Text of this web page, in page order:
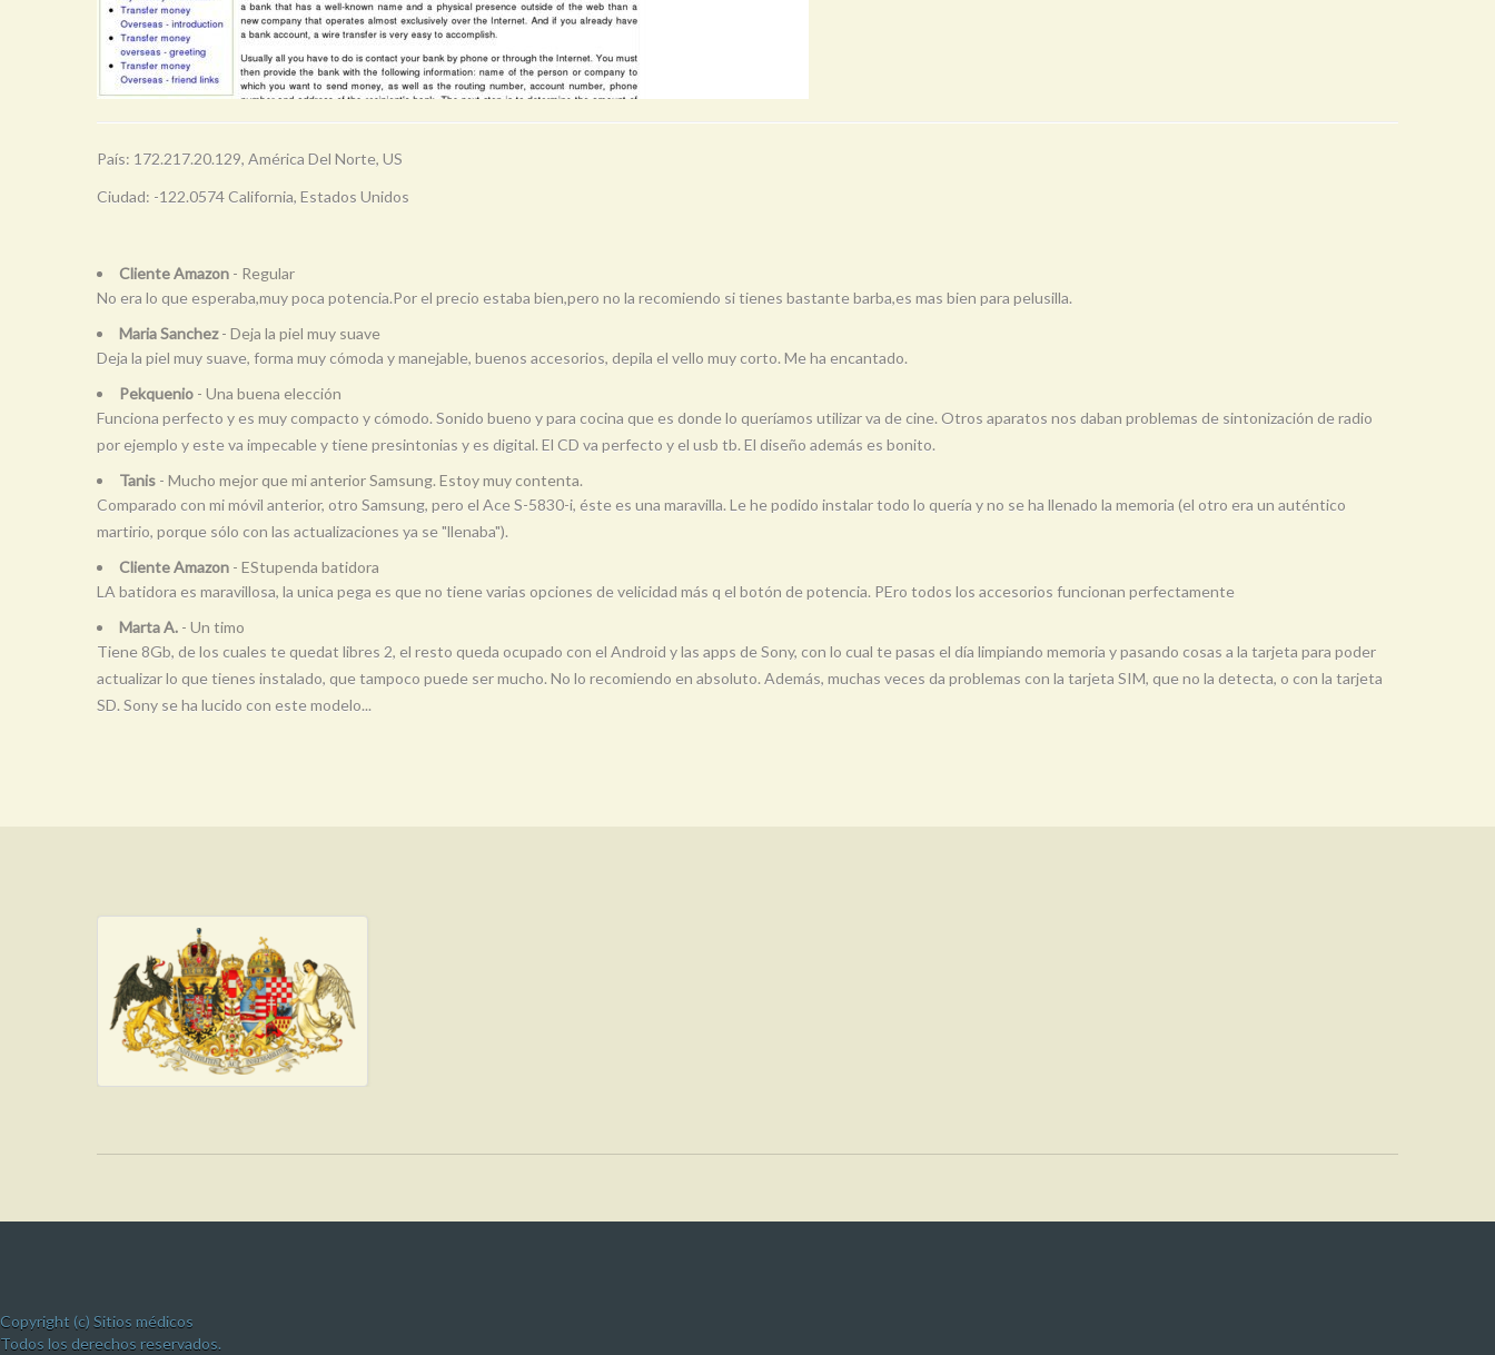
País: 172.217.20.129, América Del Norte, US
Ciudad: -122.0574 California, Estados Unidos
Cliente Amazon - Regular
No era lo que esperaba,muy poca potencia.Por el precio estaba bien,pero no la recomiendo si tienes bastante barba,es mas bien para pelusilla.
Maria Sanchez- Deja la piel muy suave
Deja la piel muy suave, forma muy cómoda y manejable, buenos accesorios, depila el vello muy corto. Me ha encantado.
Pekquenio - Una buena elección
Funciona perfecto y es muy compacto y cómodo. Sonido bueno y para cocina que es donde lo queríamos utilizar va de cine. Otros aparatos nos daban problemas de sintonización de radio
por ejemplo y este va impecable y tiene presintonias y es digital. El CD va perfecto y el usb tb. El diseño además es bonito.
Tanis - Mucho mejor que mi anterior Samsung. Estoy muy contenta.
Comparado con mi móvil anterior, otro Samsung, pero el Ace S-5830-i, éste es una maravilla. Le he podido instalar todo lo quería y no se ha llenado la memoria (el otro era un auténtico
martirio, porque sólo con las actualizaciones ya se "llenaba").
Cliente Amazon - EStupenda batidora
LA batidora es maravillosa, la unica pega es que no tiene varias opciones de velicidad más q el botón de potencia. PEro todos los accesorios funcionan perfectamente
Marta A. - Un timo
Tiene 8Gb, de los cuales te quedat libres 2, el resto queda ocupado con el Android y las apps de Sony, con lo cual te pasas el día limpiando memoria y pasando cosas a la tarjeta para poder
actualizar lo que tienes instalado, que tampoco puede ser mucho. No lo recomiendo en absoluto. Además, muchas veces da problemas con la tarjeta SIM, que no la detecta, o con la tarjeta
SD. Sony se ha lucido con este modelo...
Copyright (c) Sitios médicos
Todos los derechos reservados.